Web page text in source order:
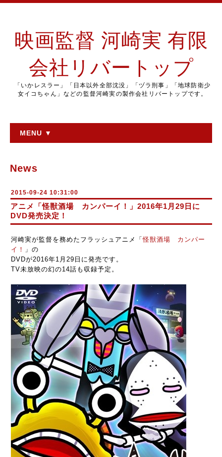
映画監督 河崎実 有限
会社リバートップ
「いかレスラー」「日本以外全部沈没」「ヅラ刑事」「地球防衛少
女イコちゃん」などの監督河崎実の製作会社リバートップです。
MENU ▼
News
2015-09-24 10:31:00
アニメ「怪獣酒場 カンパーイ！」2016年1月29日に
DVD発売決定！
河崎実が監督を務めたフラッシュアニメ「怪獣酒場 カンパー
イ！
」の
DVDが2016年1月29日に発売です。
TV未放映の幻の14話も収録予定。